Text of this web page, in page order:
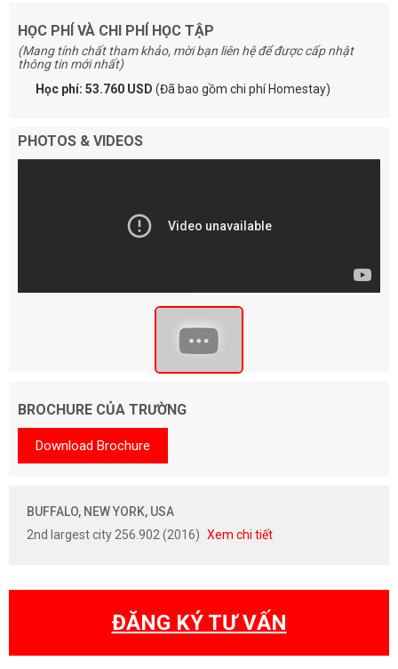
HỌC PHÍ VÀ CHI PHÍ HỌC TẬP
(Mang tính chất tham khảo, mời bạn liên hệ để được cấp nhật
thông tin mới nhất)
Học phí: 53.760 USD (Đã bao gồm chi phí Homestay)
PHOTOS & VIDEOS
BROCHURE CỦA TRƯỜNG
Download Brochure
BUFFALO, NEW YORK, USA
2nd largest city 256.902 (2016) Xem chi tiết
ĐĂNG KÝ TƯ VẤN